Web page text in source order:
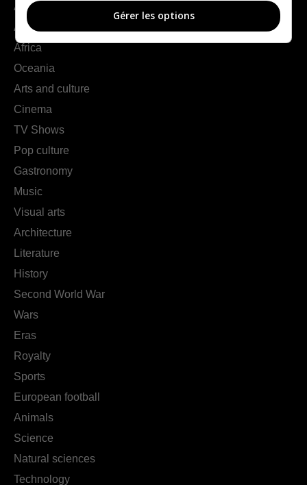
Americas
Asia
Africa
Oceania
Arts and culture
Cinema
TV Shows
Pop culture
Gastronomy
Music
Visual arts
Architecture
Literature
History
Second World War
Wars
Eras
Royalty
Sports
European football
Animals
Science
Natural sciences
Technology
Gérer les options